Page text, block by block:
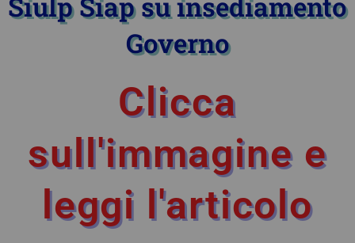
Governo
Clicca
sull'immagine e
leggi l'articolo